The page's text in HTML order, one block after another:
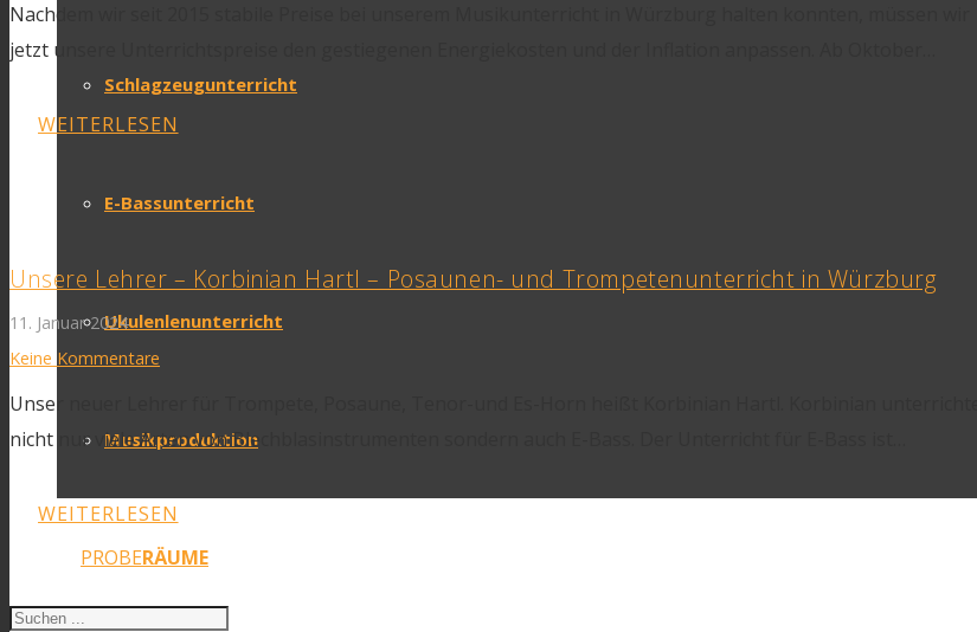
Schlagzeugunterricht
E-Bassunterricht
Ukulenlenunterricht
Musikproduktion
PROBERÄUME
Nachdem wir seit 2015 stabile Preise bei unserem Musikunterricht in Würzburg halten konnten, müssen wir
jetzt unsere Unterrichtspreise den gestiegenen Energiekosten und der Inflation anpassen. Ab Oktober…
WEITERLESEN
Unsere Lehrer – Korbinian Hartl – Posaunen- und Trompetenunterricht in Würzburg
11. Januar 2024
Keine Kommentare
Unser neuer Lehrer für Trompete, Posaune, Tenor-und Es-Horn heißt Korbinian Hartl. Korbinian unterrichtet
nicht nur viele Arten von Blechblasinstrumenten sondern auch E-Bass. Der Unterricht für E-Bass ist…
WEITERLESEN